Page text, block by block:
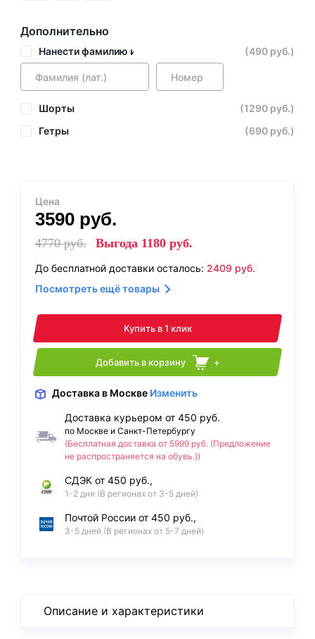
Дополнительно
Нанести фамилию и номер (490 руб.)
Шорты
(1290 руб.)
Гетры
(690 руб.)
Цена
3590 руб.
4770руб. Выгода 1180 руб.
До бесплатной доставки осталось: 2409 руб.
Посмотреть ещё товары
Купить в 1 клик
Добавить в корзину +
Доставка в Москве Изменить
Доставка курьером от 450 руб.
по Москве и Санкт-Петербургу
(Бесплатная доставка от 5999 руб. (Предложение
не распространяется на обувь.))
СДЭК от 450 руб.,
1-2 дня (В регионах от 3-5 дней)
Почтой России от 450 руб.,
3-5 дней (В регионах от 5-7 дней)
Описание и характеристики